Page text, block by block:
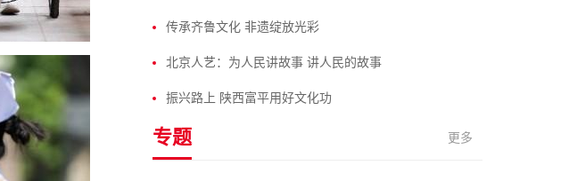
传承齐鲁文化 非遗绽放光彩
北京人艺：为人民讲故事 讲人民的故事
振兴路上 陕西富平用好文化功
专题 更多